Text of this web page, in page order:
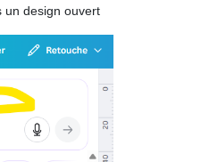
un design ouvert